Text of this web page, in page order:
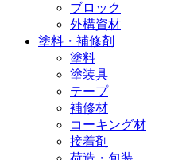
ブロック
外構資材
塗料・補修剤
塗料
塗装具
テープ
補修材
コーキング材
接着剤